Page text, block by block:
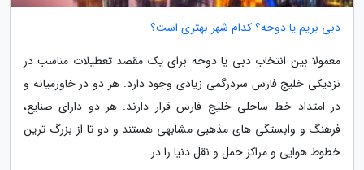
دبی بریم یا دوحه؟ کدام شهر بهتری است؟
معمولا بین انتخاب دبی یا دوحه برای یک مقصد تعطیلات مناسب در
نزدیکی خلیج فارس سردرگمی زیادی وجود دارد. هر دو در خاورمیانه و
در امتداد خط ساحلی خلیج فارس قرار دارند. هر دو دارای صنایع،
فرهنگ و وابستگی های مذهبی مشابهی هستند و دو تا از بزرگ ترین
خطوط هوایی و مراکز حمل و نقل دنیا را در...